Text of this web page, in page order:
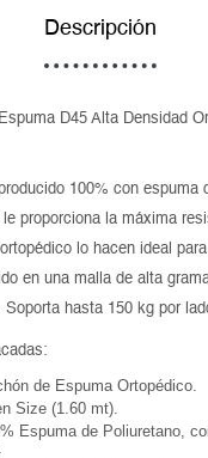
Descripción
D45 Alta Densidad
100% con espuma
le proporciona la máxima
lo hacen ideal
en una malla de alta
hasta 150 kg por
de Espuma Ortopédico.
Size (1.60 mt).
Espuma de Poliuretano,